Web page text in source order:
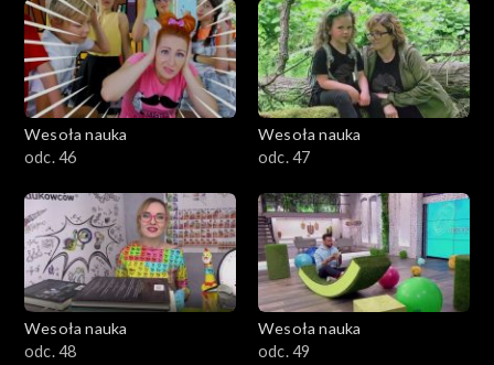
Wesoła nauka
odc. 46
Wesoła nauka
odc. 47
Wesoła nauka
odc. 48
Wesoła nauka
odc. 49